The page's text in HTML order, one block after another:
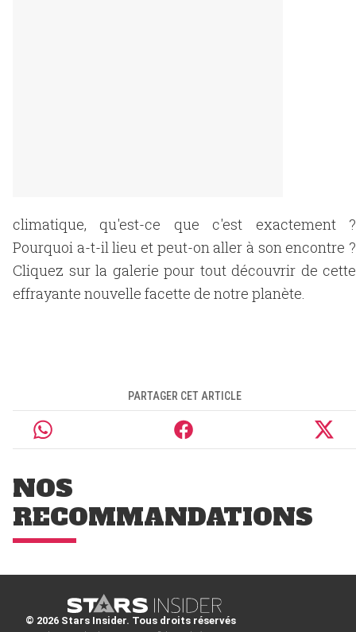
climatique, qu'est-ce que c'est exactement ?
Pourquoi a-t-il lieu et peut-on aller à son encontre ?
Cliquez sur la galerie pour tout découvrir de cette
effrayante nouvelle facette de notre planète.
PARTAGER CET ARTICLE
NOS
RECOMMANDATIONS
© 2026 Stars Insider. Tous droits réservés